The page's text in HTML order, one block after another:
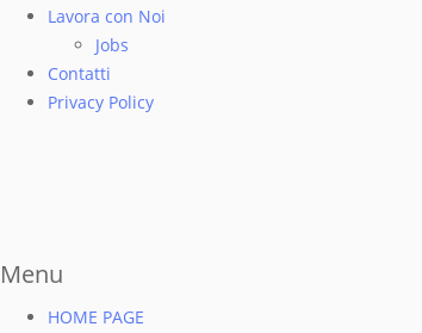
Lavora con Noi
Jobs
Contatti
Privacy Policy
Menu
HOME PAGE